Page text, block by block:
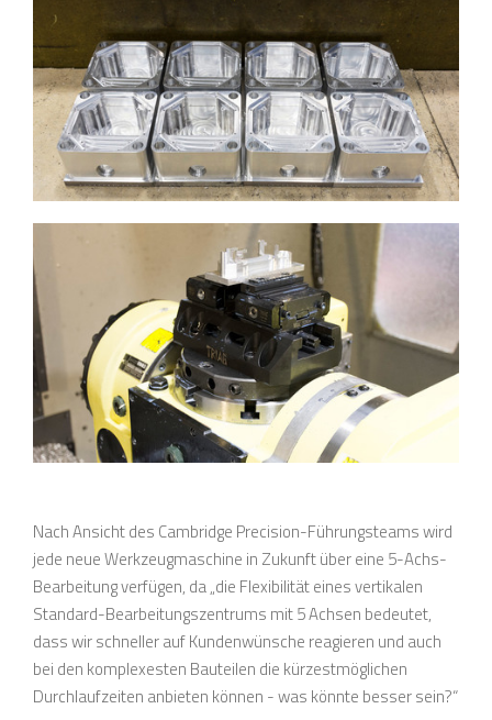
Nach Ansicht des Cambridge Precision-Führungsteams wird
jede neue Werkzeugmaschine in Zukunft über eine 5-Achs-
Bearbeitung verfügen, da „die Flexibilität eines vertikalen
Standard-Bearbeitungszentrums mit 5 Achsen bedeutet,
dass wir schneller auf Kundenwünsche reagieren und auch
bei den komplexesten Bauteilen die kürzestmöglichen
Durchlaufzeiten anbieten können - was könnte besser sein?“